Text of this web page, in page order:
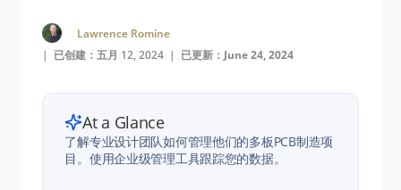
Lawrence Romine
| 已创建：五月 12, 2024 | 已更新：June 24, 2024
At a Glance
了解专业设计团队如何管理他们的多板PCB制造项
目。使用企业级管理工具跟踪您的数据。